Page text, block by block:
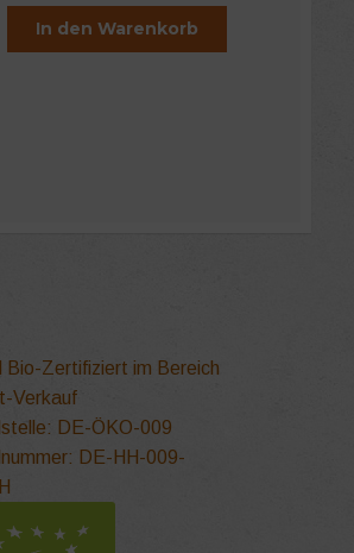
In den Warenkorb
Bio-Zertifiziert im Bereich
Verkauf
DE-ÖKO-009
DE-HH-009-